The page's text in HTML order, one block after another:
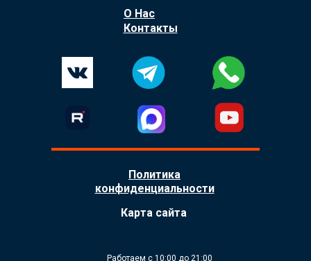
Работаем с 10:00 до 21:00
Политика
конфиденциальности
Карта сайта
О Нас
Контакты